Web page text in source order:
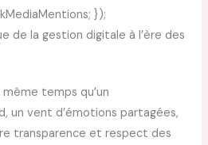
});
de la gestion digitale à l’ère des
temps qu’un
un vent d’émotions partagées,
transparence et respect des